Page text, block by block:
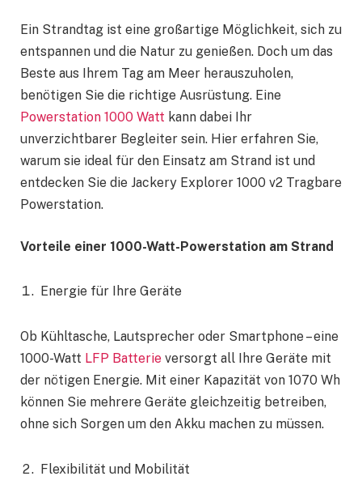
Ein Strandtag ist eine großartige Möglichkeit, sich zu
entspannen und die Natur zu genießen. Doch um das
Beste aus Ihrem Tag am Meer herauszuholen,
benötigen Sie die richtige Ausrüstung. Eine
Powerstation 1000 Watt kann dabei Ihr
unverzichtbarer Begleiter sein. Hier erfahren Sie,
warum sie ideal für den Einsatz am Strand ist und
entdecken Sie die Jackery Explorer 1000 v2 Tragbare
Powerstation.
Vorteile einer 1000-Watt-Powerstation am Strand
Energie für Ihre Geräte
Ob Kühltasche, Lautsprecher oder Smartphone – eine
1000-Watt LFP Batterie versorgt all Ihre Geräte mit
der nötigen Energie. Mit einer Kapazität von 1070 Wh
können Sie mehrere Geräte gleichzeitig betreiben,
ohne sich Sorgen um den Akku machen zu müssen.
Flexibilität und Mobilität